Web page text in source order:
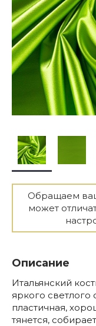
Обращаем
может
Описание
Итальянский
яркого светлого
пластичная,
тянется,